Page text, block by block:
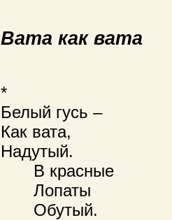
Вата как вата
*
Белый гусь –
Как вата,
Надутый.
В красные
Лопаты
Обутый.